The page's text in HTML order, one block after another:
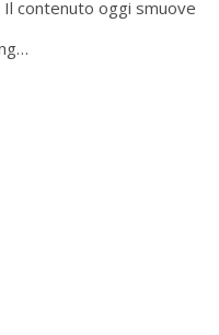
contenuto oggi smuove